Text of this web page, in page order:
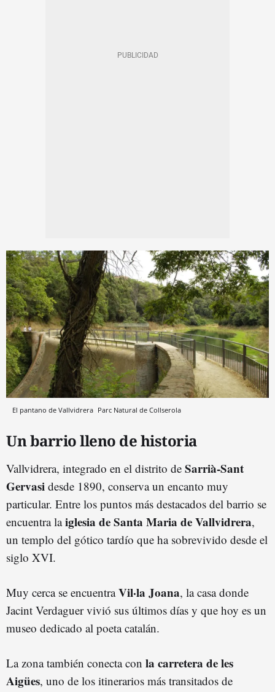
El pantano de Vallvidrera Parc Natural de Collserola
Un barrio lleno de historia
Vallvidrera, integrado en el distrito de Sarrià-Sant
Gervasi desde 1890, conserva un encanto muy
particular. Entre los puntos más destacados del barrio se
encuentra laiglesia de Santa Maria de Vallvidrera,
un templo del gótico tardío que ha sobrevivido desde el
siglo XVI.
Muy cerca se encuentraVil·la Joana, la casa donde
Jacint Verdaguer vivió sus últimos días y que hoy es un
museo dedicado al poeta catalán.
La zona también conecta con la carretera de les
Aigües, uno de los itinerarios más transitados de